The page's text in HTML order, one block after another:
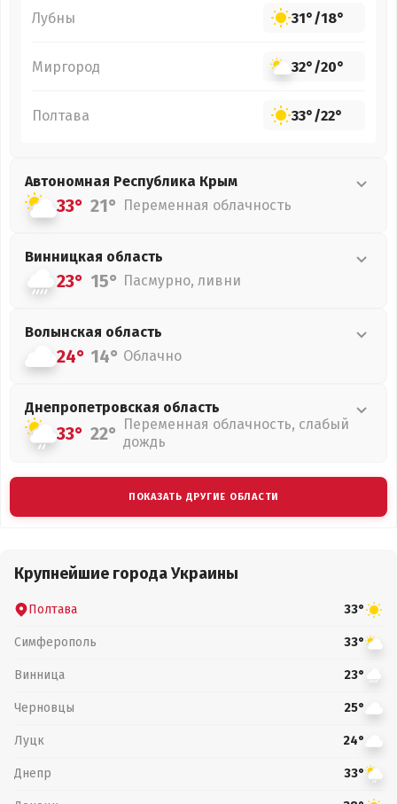
Лубны 31°/18°
Миргород 32°/20°
Полтава 33°/22°
Автономная Республика Крым
33° 21° Переменная облачность
Винницкая область
23° 15° Пасмурно, ливни
Волынская область
24° 14° Облачно
Днепропетровская область
33° 22° Переменная облачность, слабый
дождь
ПОКАЗАТЬ ДРУГИЕ ОБЛАСТИ
Крупнейшие города Украины
Полтава 33°
Симферополь 33°
Винница 23°
Черновцы 25°
Луцк 24°
Днепр 33°